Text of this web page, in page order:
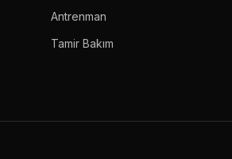
Antrenman
Tamir Bakım